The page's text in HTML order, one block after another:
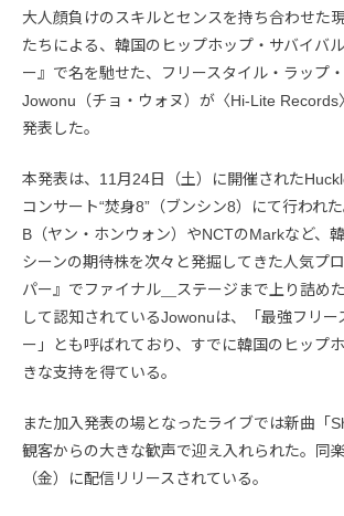
大人顔負けのスキルとセンスを持ち合わせた
たちによる、韓国のヒップホップ・サバイバ
ー』で名を馳せた、フリースタイル・ラップ・
Jowonu（チョ・ウォヌ）が〈Hi-Lite Records
発表した。
本発表は、11月24日（土）に開催された
コンサート“焚身8”（ブンシン8）にて行われ
B（ヤン・ホンウォン）やNCTのMarkなど、
シーンの期待株を次々と発掘してきた人気プ
パー』でファイナル＿ステージまで上り詰め
して認知されているJowonuは、「最強フリー
ー」とも呼ばれており、すでに韓国のヒップ
きな支持を得ている。
また加入発表の場となったライブでは新曲「
観客からの大きな歓声で迎え入れられた。同
（金）に配信リリースされている。